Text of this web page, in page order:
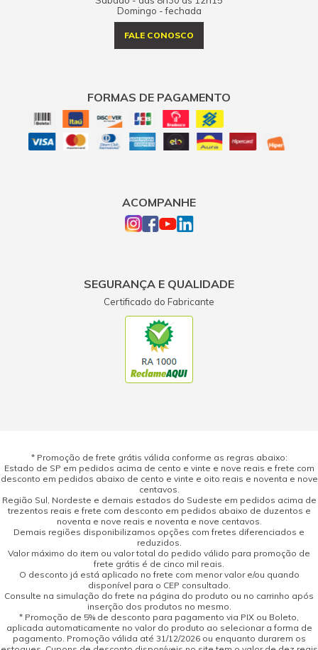
Domingo - fechada
FALE CONOSCO
FORMAS DE PAGAMENTO
ACOMPANHE
SEGURANÇA E QUALIDADE
Certificado do Fabricante
* Promoção de frete grátis válida conforme as regras abaixo:
Estado de SP em pedidos acima de cento e vinte e nove reais e frete com
desconto em pedidos abaixo de cento e vinte e oito reais e noventa e nove
centavos.
Região Sul, Nordeste e demais estados do Sudeste em pedidos acima de
trezentos reais e frete com desconto em pedidos abaixo de duzentos e
noventa e nove reais e noventa e nove centavos.
Demais regiões disponibilizamos opções com fretes diferenciados e
reduzidos.
Valor máximo do item ou valor total do pedido válido para promoção de
frete grátis é de cinco mil reais.
O desconto já está aplicado no frete com menor valor e/ou quando
disponível para o CEP consultado.
Consulte na simulação do frete na página do produto ou no carrinho após
inserção dos produtos no mesmo.
* Promoção de 5% de desconto para pagamento via PIX ou Boleto,
aplicada automaticamente no valor do produto ao selecionar a forma de
pagamento. Promoção válida até 31/12/2026 ou enquanto durarem os